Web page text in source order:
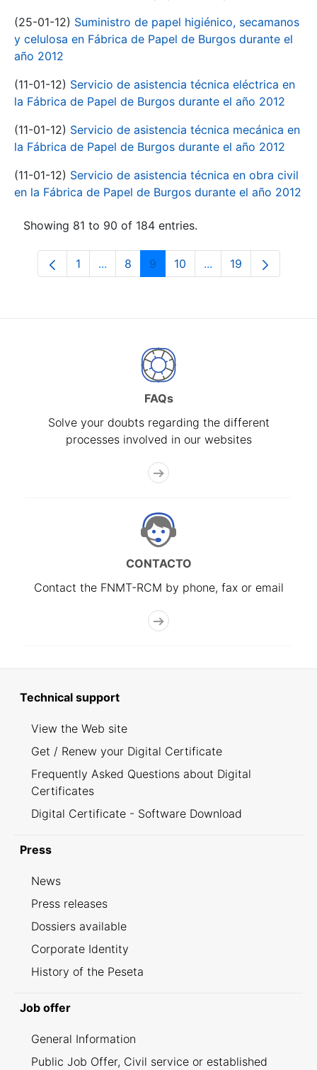
(25-01-12) Suministro de papel higiénico, secamanos
y celulosa en Fábrica de Papel de Burgos durante el
año 2012
(11-01-12) Servicio de asistencia técnica eléctrica en
la Fábrica de Papel de Burgos durante el año 2012
(11-01-12) Servicio de asistencia técnica mecánica en
la Fábrica de Papel de Burgos durante el año 2012
(11-01-12) Servicio de asistencia técnica en obra civil
en la Fábrica de Papel de Burgos durante el año 2012
Showing 81 to 90 of 184 entries.
Page
1 ...Intermediate Pages Use TAB to
Page
8 Page
9 Page
10 ...Intermediate Pages
Page
19
FAQs
Solve your doubts regarding the different
processes involved in our websites
CONTACTO
Contact the FNMT-RCM by phone, fax or email
Technical support
View the Web site
Get / Renew your Digital Certificate
Frequently Asked Questions about Digital
Certificates
Digital Certificate - Software Download
Press
News
Press releases
Dossiers available
Corporate Identity
History of the Peseta
Job offer
General Information
Public Job Offer, Civil service or established